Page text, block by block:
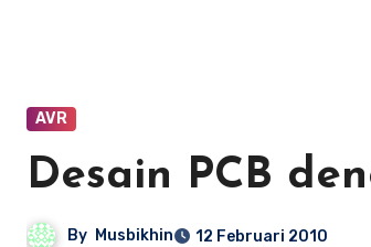
AVR
Desain PCB
By Musbikhin 12 Februari 2010